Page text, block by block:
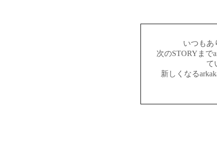
いつもあ
次のSTORYまで
て
新しくなる